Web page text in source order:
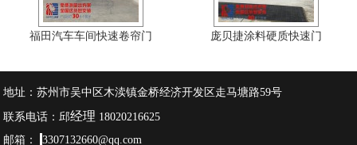
福田汽车车间快速卷帘门 庞贝捷涂料硬质快速门
地址：苏州市吴中区木渎镇金桥经济开发区走马塘路59号
联系电话：邱经理 18020216625
邮箱：
3307132660@qq.com